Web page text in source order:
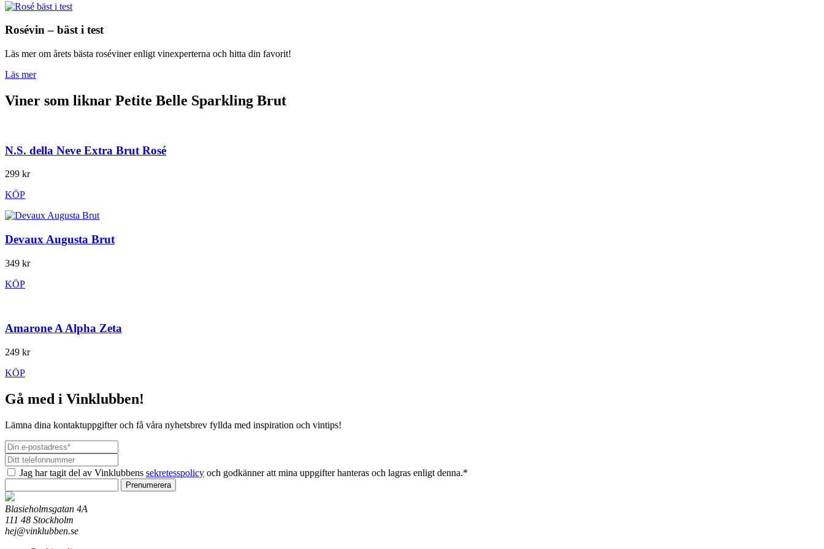
Rosévin – bäst i test
Läs mer om årets bästa roséviner enligt vinexperterna och hitta din favorit!
Läs mer
Viner som liknar Petite Belle Sparkling Brut
N.S. della Neve Extra Brut Rosé
299 kr
KÖP
Devaux Augusta Brut
349 kr
KÖP
Amarone A Alpha Zeta
249 kr
KÖP
Gå med i Vinklubben!
Lämna dina kontaktuppgifter och få våra nyhetsbrev fyllda med inspiration och vintips!
Jag har tagit del av Vinklubbens sekretesspolicy och godkänner att mina uppgifter hanteras och lagras enligt denna.*
Prenumerera
Blasieholmsgatan 4A
111 48 Stockholm
hej@vinklubben.se